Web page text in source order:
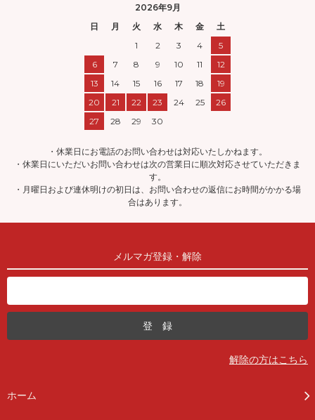
2026年9月
日
月 火 水 木 金
土
1
2 3 4
5
6
7 8 9 10 11
12
13
14 15 16 17 18
19
20
21 22 23 24 25
26
27
28 29 30
・休業日にお電話のお問い合わせは対応いたしかねます。
・休業日にいただいお問い合わせは次の営業日に順次対応させていただきま
す。
・月曜日および連休明けの初日は、お問い合わせの返信にお時間がかかる場
合はあります。
メルマガ登録・解除
解除の方はこちら
ホーム